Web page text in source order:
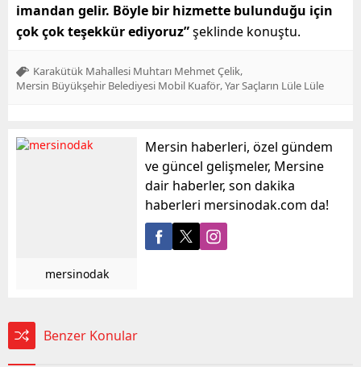
imandan gelir. Böyle bir hizmette bulunduğu için
çok çok teşekkür ediyoruz”şeklinde konuştu.
Karakütük Mahallesi Muhtarı Mehmet Çelik
Mersin Büyükşehir Belediyesi Mobil Kuaför Yar Saçların Lüle Lüle
mersinodak
Mersin haberleri, özel gündem
ve güncel gelişmeler, Mersine
dair haberler, son dakika
haberleri mersinodak.com da!
Benzer Konular